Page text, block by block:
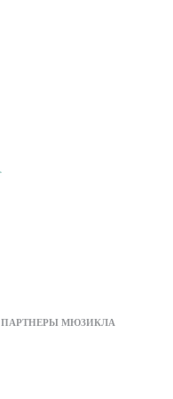
ПАРТНЕРЫ МЮЗИКЛА